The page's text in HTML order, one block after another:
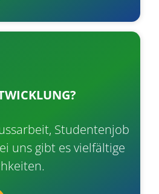
Studentenjob
uns gibt es vielfältige